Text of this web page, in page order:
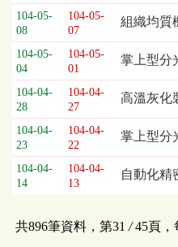
104-05-
08
104-05-
07
組織均質
104-05-
04
104-05-
01
掌上型分
104-04-
28
104-04-
27
高溫灰化
104-04-
23
104-04-
22
掌上型分
104-04-
14
104-04-
13
自動化精
共896筆資料，第31 /45頁，